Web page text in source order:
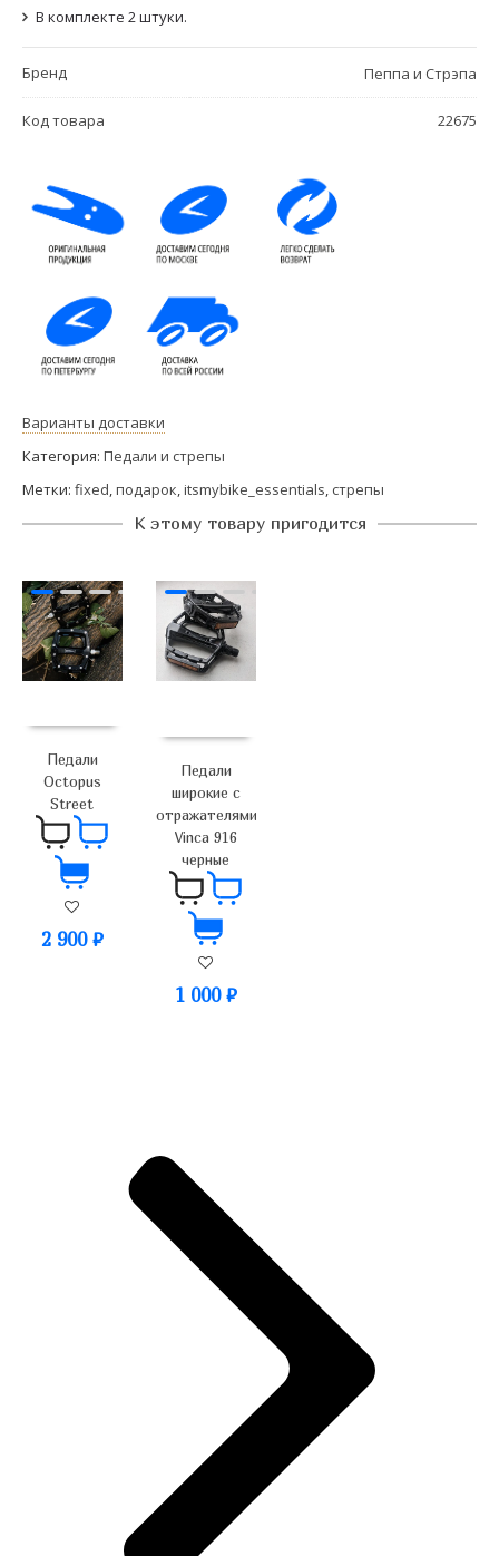
В комплекте 2 штуки.
Бренд Пеппа и Стрэпа
Код товара 22675
Варианты доставки
Категория: Педали и стрепы
Метки: fixed,подарок,itsmybike_essentials, стрепы
К этому товару пригодится
Педали
Octopus
Street
2 900 ₽
Педали
широкие с
отражателями
Vinca 916
черные
1 000 ₽